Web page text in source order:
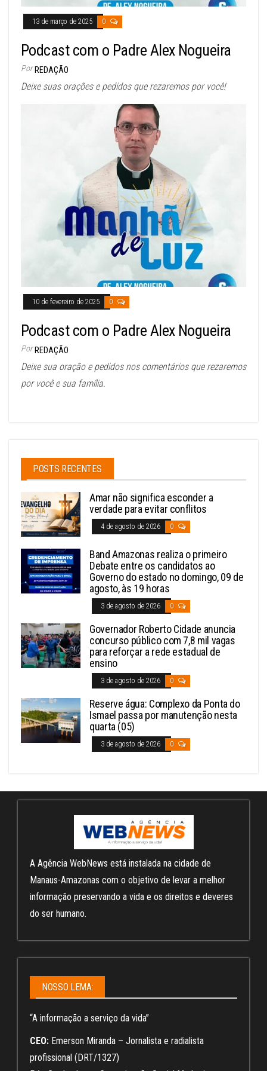
13 de março de 2025 0
Podcast com o Padre Alex Nogueira
Por REDAÇÃO
Deixe suas orações e pedidos que rezaremos por você!
10 de fevereiro de 2025 0
Podcast com o Padre Alex Nogueira
Por REDAÇÃO
Deixe sua oração e pedidos nos comentários que rezaremos
por você e sua família.
POSTS RECENTES
Amar não significa esconder a
verdade para evitar conflitos
4 de agosto de 2026 0
Band Amazonas realiza o primeiro
Debate entre os candidatos ao
Governo do estado no domingo, 09 de
agosto, às 19 horas
3 de agosto de 2026 0
Governador Roberto Cidade anuncia
concurso público com 7,8 mil vagas
para reforçar a rede estadual de
ensino
3 de agosto de 2026 0
Reserve água: Complexo da Ponta do
Ismael passa por manutenção nesta
quarta (05)
3 de agosto de 2026 0
A Agência WebNews está instalada na cidade de
Manaus-Amazonas com o objetivo de levar a melhor
informação preservando a vida e os direitos e deveres
do ser humano.
NOSSO LEMA:
“A informação a serviço da vida”
CEO: Emerson Miranda – Jornalista e radialista
profissional (DRT/1327)